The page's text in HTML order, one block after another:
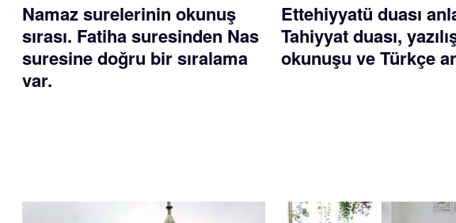
Namaz surelerinin okunuş
sırası. Fatiha suresinden Nas
suresine doğru bir sıralama
var.
Ettehiyyatü duası
Tahiyyat duası,
okunuşu ve Türkçe